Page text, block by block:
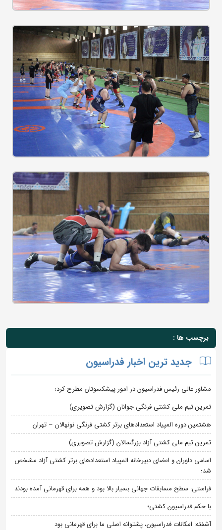
برچسب ها :
جدید ترین اخبار فدراسیون
مشاور عالی رئیس فدراسیون در امور پیشکسوتان مطرح کرد؛
تمرین تیم ملی کشتی فرنگی جوانان (گزارش تصویری)
هشتمین دوره المپیاد استعدادهای برتر کشتی فرنگی نونهالان – تهران
تمرین تیم ملی کشتی آزاد بزرگسالان (گزارش تصویری)
اسامی داوران و اعضای دبیرخانه المپیاد استعدادهای برتر کشتی آزاد مشخص
شد؛
فراستی: سطح مسابقات جهانی بسیار بالا بود و همه برای قهرمانی آمده بودند
با حکم فدراسیون کشتی؛
آشفته: امکانات فدراسیون، پشتوانه اصلی ما برای قهرمانی بود